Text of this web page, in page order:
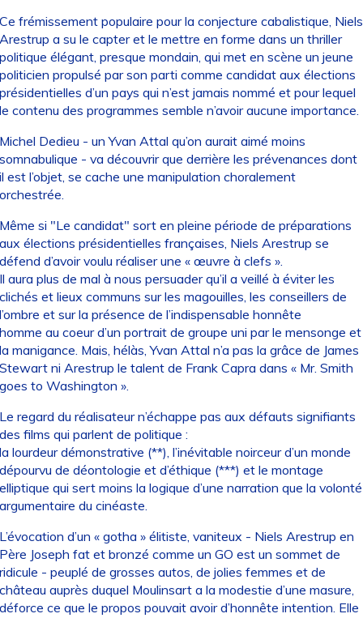
frémissement populaire pour la conjecture cabalistique, Niels
a su le capter et le mettre en forme dans un thriller
élégant, presque mondain, qui met en scène un jeune
propulsé par son parti comme candidat aux élections
d’un pays qui n’est jamais nommé et pour lequel
contenu des programmes semble n’avoir aucune importance.
Dedieu - un Yvan Attal qu’on aurait aimé moins
- va découvrir que derrière les prévenances dont
est l’objet, se cache une manipulation choralement
si "Le candidat" sort en pleine période de préparations
élections présidentielles françaises, Niels Arestrup se
d’avoir voulu réaliser une « œuvre à clefs ».
aura plus de mal à nous persuader qu’il a veillé à éviter les
et lieux communs sur les magouilles, les conseillers de
et sur la présence de l’indispensable honnête
au coeur d’un portrait de groupe uni par le mensonge et
manigance. Mais, hélàs, Yvan Attal n’a pas la grâce de James
ni Arestrup le talent de Frank Capra dans « Mr. Smith
to Washington ».
regard du réalisateur n’échappe pas aux défauts signifiants
films qui parlent de politique :
lourdeur démonstrative (**), l’inévitable noirceur d’un monde
de déontologie et d’éthique (***) et le montage
qui sert moins la logique d’une narration que la volonté
du cinéaste.
d’un « gotha » élitiste, vaniteux - Niels Arestrup en
Joseph fat et bronzé comme un GO est un sommet de
- peuplé de grosses autos, de jolies femmes et de
auprès duquel Moulinsart a la modestie d’une masure,
ce que le propos pouvait avoir d’honnête intention. Elle